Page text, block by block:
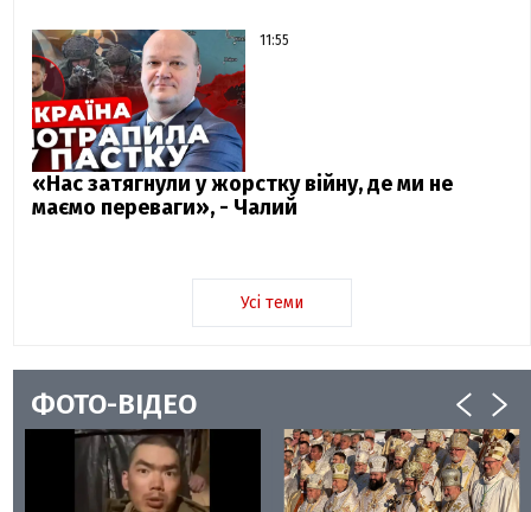
11:55
«Нас затягнули у жорстку війну, де ми не
маємо переваги», - Чалий
Усі теми
ФОТО-ВІДЕО